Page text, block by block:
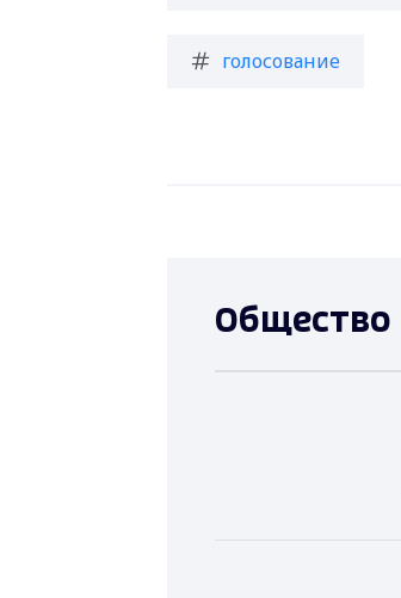
голосование
Общество